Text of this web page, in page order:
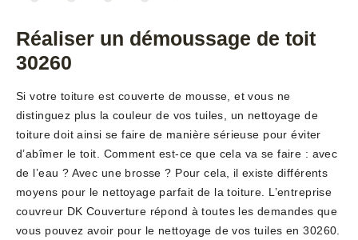
Réaliser un démoussage de toit
30260
Si votre toiture est couverte de mousse, et vous ne
distinguez plus la couleur de vos tuiles, un nettoyage de
toiture doit ainsi se faire de manière sérieuse pour éviter
d’abîmer le toit. Comment est-ce que cela va se faire : avec
de l’eau ? Avec une brosse ? Pour cela, il existe différents
moyens pour le nettoyage parfait de la toiture. L’entreprise
couvreur DK Couverture répond à toutes les demandes que
vous pouvez avoir pour le nettoyage de vos tuiles en 30260.